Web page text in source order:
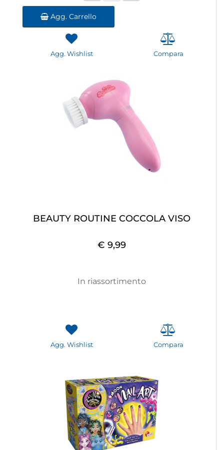
Agg. Carrello
Agg. Wishlist Compara
BEAUTY ROUTINE COCCOLA VISO
€ 9,99
In riassortimento
Agg. Wishlist Compara